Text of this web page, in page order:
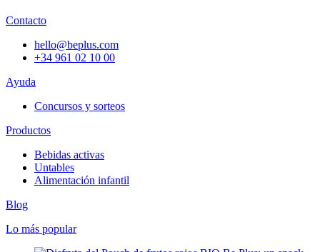
Contacto
hello@beplus.com
+34 961 02 10 00
Ayuda
Concursos y sorteos
Productos
Bebidas activas
Untables
Alimentación infantil
Blog
Lo más popular